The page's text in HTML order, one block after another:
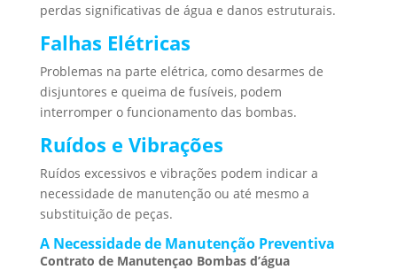
perdas significativas de água e danos estruturais.
Falhas Elétricas
Problemas na parte elétrica, como desarmes de
disjuntores e queima de fusíveis, podem
interromper o funcionamento das bombas.
Ruídos e Vibrações
Ruídos excessivos e vibrações podem indicar a
necessidade de manutenção ou até mesmo a
substituição de peças.
A Necessidade de Manutenção Preventiva
Contrato de Manutençao Bombas d’água